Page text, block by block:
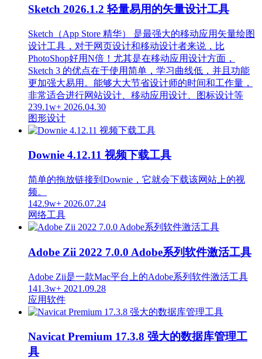
Sketch 2026.1.2 轻量易用的矢量设计工具
Sketch（App Store 精华） 是最强大的移动应用矢量绘图
设计工具，对于网页设计和移动设计者来说，比
PhotoShop好用N倍！尤其是在移动应用设计方面，
Sketch 3 的优点在于使用简单，学习曲线低，并且功能
更加强大易用。能够大大节省设计师的时间和工作量，
非常适合进行网站设计、移动应用设计、图标设计等
239.1w+ 2026.04.30
图形设计
Downie 4.12.11 视频下载工具
简单的拖放链接到Downie，它就会下载该网站上的视
频。
142.9w+ 2026.07.24
网络工具
Adobe Zii 2022 7.0.0 Adobe系列软件激活工具
Adobe Zii是一款Mac平台上的Adobe系列软件激活工具
141.3w+ 2021.09.28
应用软件
Navicat Premium 17.3.8 强大的数据库管理工
具